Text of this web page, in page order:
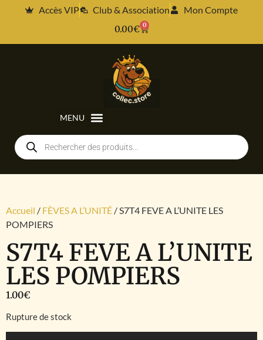
Accès VIP Club & Association
Mon Compte
0.00€ 0
Accueil / FÈVES A L’UNITÉ / S7T4 FEVE A L’UNITE LES
POMPIERS
S7T4 FEVE A L’UNITE
LES POMPIERS
1.00€
Rupture de stock